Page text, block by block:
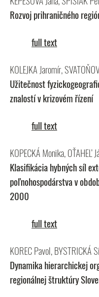
Rozvoj prihraničného
full text
KOLEJKA Jaromír,
Užitečnost
znalostí v krizovém řízení
full text
KOPECKÁ Monika, OŤAHEĽ
Klasifikácia hybných síl
poľnohospodárstva v
2000
full text
KOREC Pavol, BYSTRICKÁ
Dynamika hierarchickej
regionálnej štruktúry